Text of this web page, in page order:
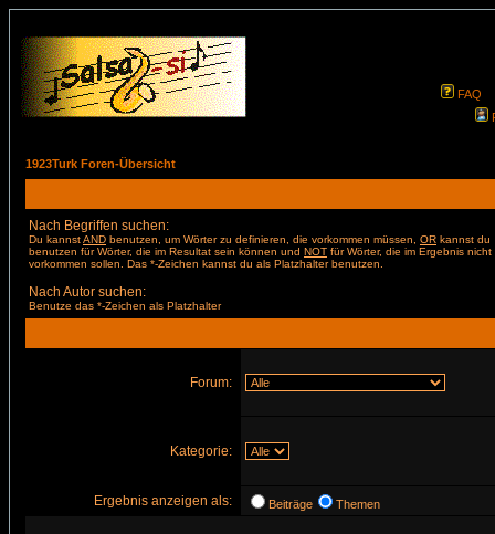
FAQ
1923Turk Foren-Übersicht
Nach Begriffen suchen:
Du kannstAND benutzen, um Wörter zu definieren, die vorkommen müssen, OR kannst du
benutzen für Wörter, die im Resultat sein können und NOT für Wörter, die im Ergebnis nicht
vorkommen sollen. Das *-Zeichen kannst du als Platzhalter benutzen.
Nach Autor suchen:
Benutze das *-Zeichen als Platzhalter
Forum:
Kategorie:
Ergebnis anzeigen als: Beiträge Themen